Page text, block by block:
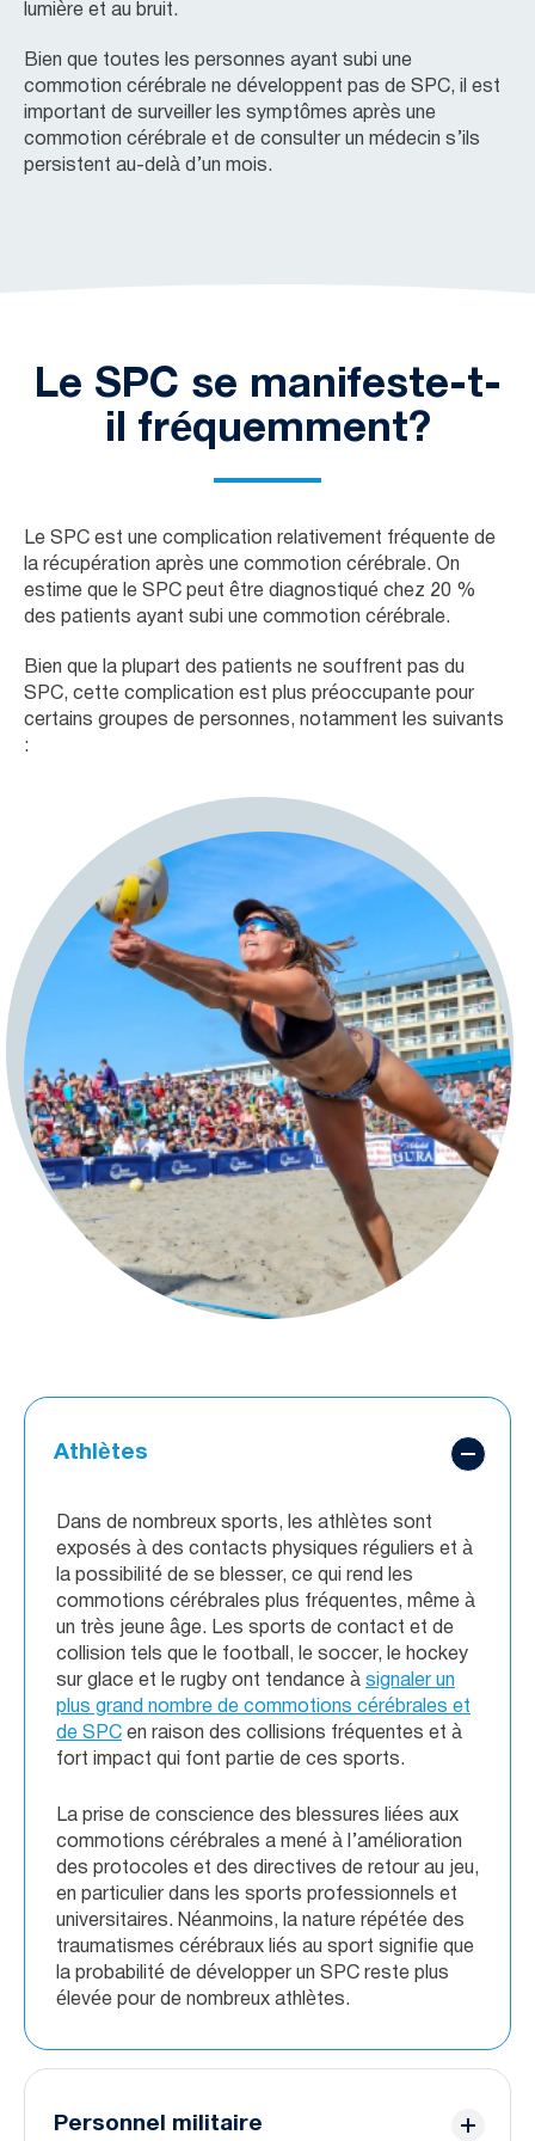
lumière et au bruit.
Bien que toutes les personnes ayant subi une
commotion cérébrale ne développent pas de SPC, il est
important de surveiller les symptômes après une
commotion cérébrale et de consulter un médecin s’ils
persistent au-delà d’un mois.
Le SPC se manifeste-t-
il fréquemment?
Le SPC est une complication relativement fréquente de
la récupération après une commotion cérébrale. On
estime que le SPC peut être diagnostiqué chez 20 %
des patients ayant subi une commotion cérébrale.
Bien que la plupart des patients ne souffrent pas du
SPC, cette complication est plus préoccupante pour
certains groupes de personnes, notamment les suivants
:
Athlètes
Dans de nombreux sports, les athlètes sont
exposés à des contacts physiques réguliers et à
la possibilité de se blesser, ce qui rend les
commotions cérébrales plus fréquentes, même à
un très jeune âge. Les sports de contact et de
collision tels que le football, le soccer, le hockey
sur glace et le rugby ont tendance à signaler un
plus grand nombre de commotions cérébrales et
de SPC en raison des collisions fréquentes et à
fort impact qui font partie de ces sports.
La prise de conscience des blessures liées aux
commotions cérébrales a mené à l’amélioration
des protocoles et des directives de retour au jeu,
en particulier dans les sports professionnels et
universitaires. Néanmoins, la nature répétée des
traumatismes cérébraux liés au sport signifie que
la probabilité de développer un SPC reste plus
élevée pour de nombreux athlètes.
Personnel militaire